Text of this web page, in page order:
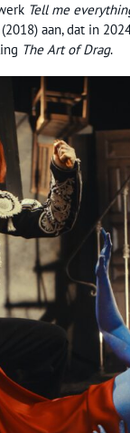
Tell me
aan, dat in
The Art of Drag.